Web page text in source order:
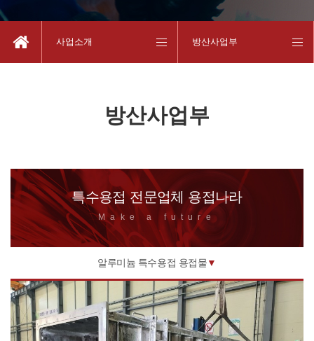
사업소개 방산사업부
방산사업부
특수용접 전문업체 용접나라
Make a future
알루미늄 특수용접 용접물▼